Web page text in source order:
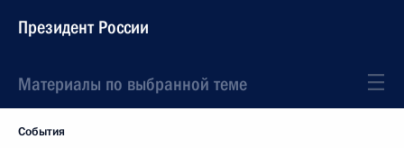
Президент России
Материалы по выбранной теме
События